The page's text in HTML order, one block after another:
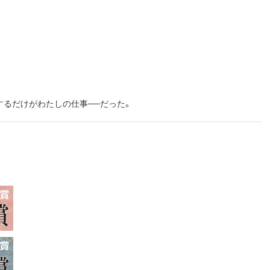
だけがわたしの仕事──だった。